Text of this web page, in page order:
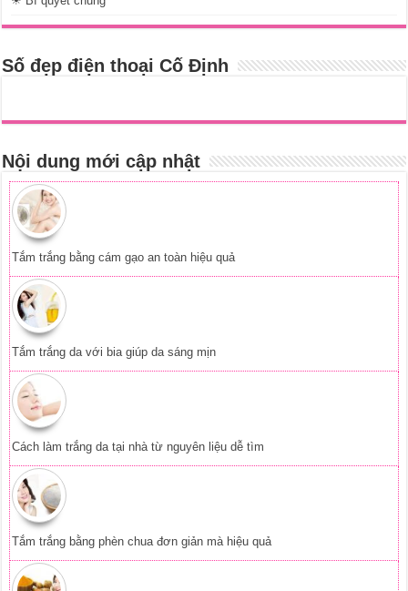
Số đẹp điện thoại Cố Định
Nội dung mới cập nhật
Tắm trắng bằng cám gạo an toàn hiệu quả
Tắm trắng da với bia giúp da sáng mịn
Cách làm trắng da tại nhà từ nguyên liệu dễ tìm
Tắm trắng bằng phèn chua đơn giản mà hiệu quả